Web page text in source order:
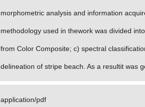
morphometric analysis and information
methodology used in thework was divided
from Color Composite; c) spectral
delineation of stripe beach. As a resultit was
application/pdf